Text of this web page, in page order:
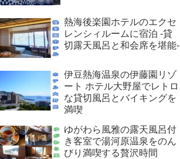
熱海後楽園ホテルのエクセ
レンシィルームに宿泊 -貸
切露天風呂と和会席を堪能-
伊豆熱海温泉の伊藤園リゾ
ート ホテル大野屋でレトロ
な貸切風呂とバイキングを
満喫
ゆがわら風雅の露天風呂付
き客室で湯河原温泉をのん
びり満喫する贅沢時間